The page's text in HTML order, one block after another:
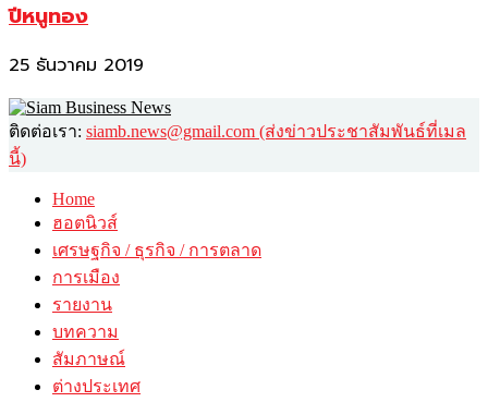
ปีหนูทอง
25 ธันวาคม 2019
ติดต่อเรา: siamb.news@gmail.com (ส่งข่าวประชาสัมพันธ์ที่เมล
นี้)
Home
ฮอตนิวส์
เศรษฐกิจ / ธุรกิจ / การตลาด
การเมือง
รายงาน
บทความ
สัมภาษณ์
ต่างประเทศ